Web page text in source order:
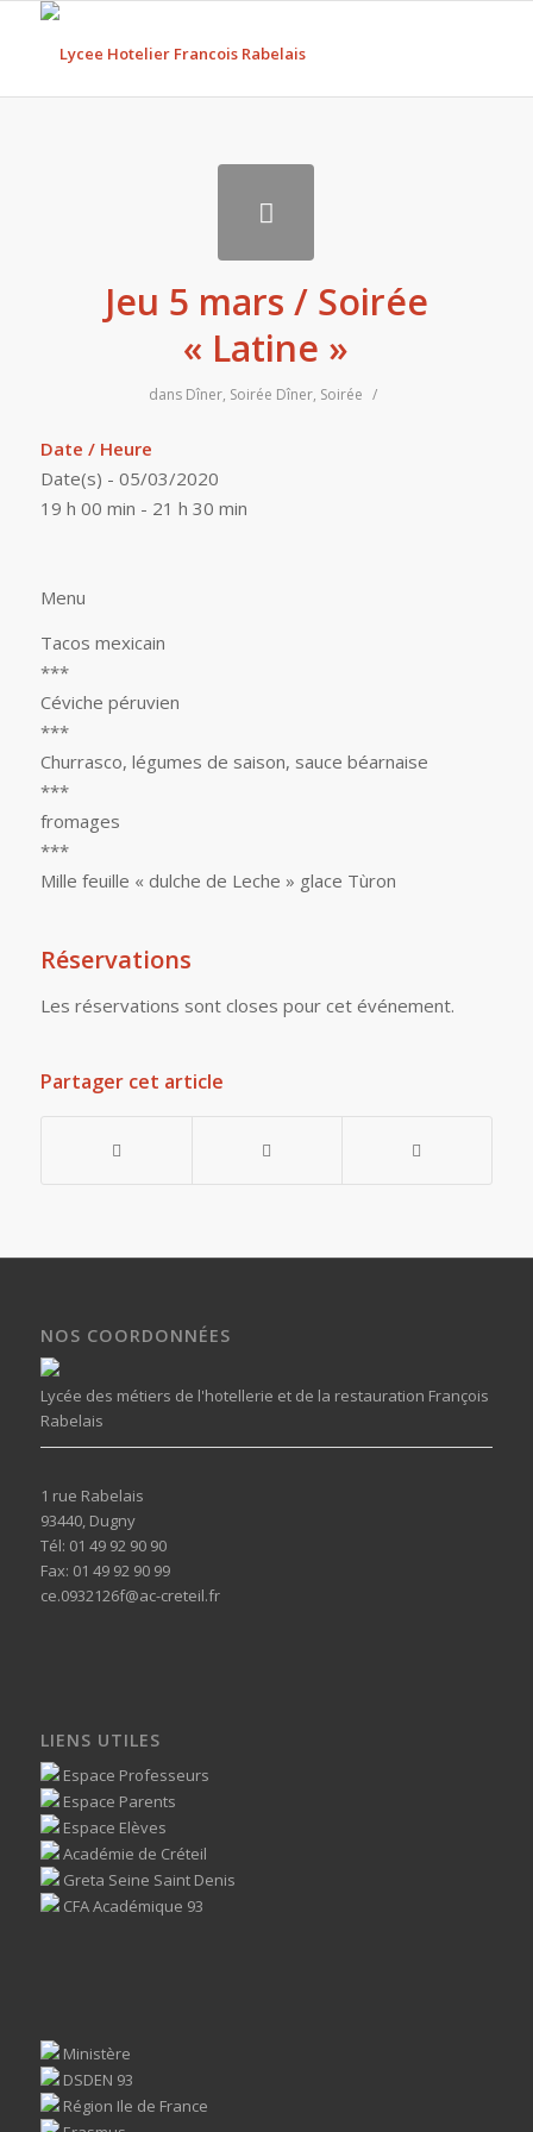
Jeu 5 mars / Soirée
« Latine »
dans Dîner, Soirée Dîner, Soirée /
Date / Heure
Date(s) - 05/03/2020
19 h 00 min - 21 h 30 min
Menu
Tacos mexicain
***
Céviche péruvien
***
Churrasco, légumes de saison, sauce béarnaise
***
fromages
***
Mille feuille « dulche de Leche » glace Tùron
Réservations
Les réservations sont closes pour cet événement.
Partager cet article
NOS COORDONNÉES
Lycée des métiers de l'hotellerie et de la restauration François
Rabelais
1 rue Rabelais
93440, Dugny
Tél: 01 49 92 90 90
Fax: 01 49 92 90 99
ce.0932126f@ac-creteil.fr
LIENS UTILES
Espace Professeurs
Espace Parents
Espace Elèves
Académie de Créteil
Greta Seine Saint Denis
CFA Académique 93
Ministère
DSDEN 93
Région Ile de France